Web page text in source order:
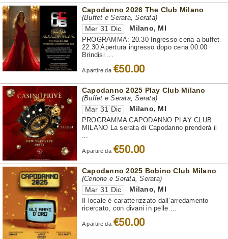
Capodanno 2026 The Club Milano
(Buffet e Serata, Serata)
Mer 31 Dic Milano, MI
PROGRAMMA: 20.30 Ingresso cena a buffet
22.30 Apertura ingresso dopo cena 00.00
Brindisi ...
A partire da €50.00
Capodanno 2025 Play Club Milano
(Buffet e Serata, Serata)
Mar 31 Dic Milano, MI
PROGRAMMA CAPODANNO PLAY CLUB
MILANO La serata di Capodanno prenderà il
A partire da €50.00
Capodanno 2025 Bobino Club Milano
(Cenone e Serata, Serata)
Mar 31 Dic Milano, MI
Il locale è caratterizzato dall’arredamento
ricercato, con divani in pelle ...
A partire da €50.00